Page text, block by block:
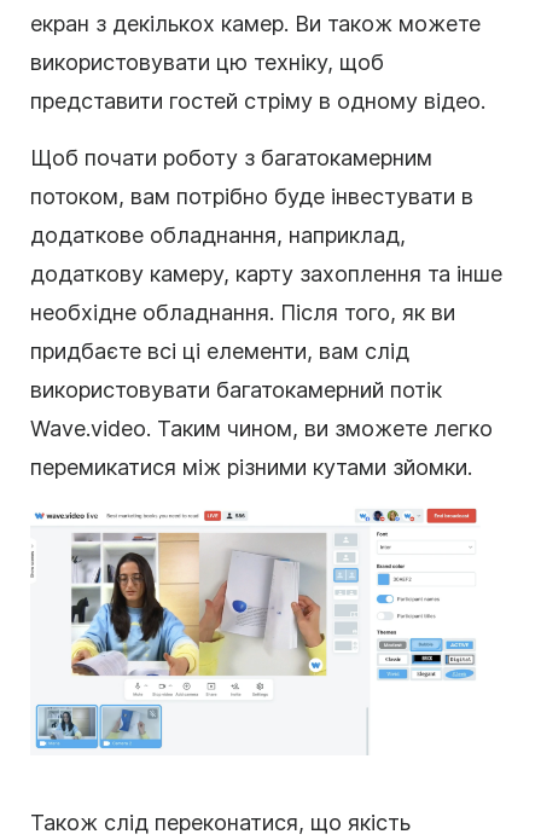
екран з декількох камер. Ви також можете
використовувати цю техніку, щоб
представити гостей стріму в одному відео.
Щоб почати роботу з багатокамерним
потоком, вам потрібно буде інвестувати в
додаткове обладнання, наприклад,
додаткову камеру, карту захоплення та інше
необхідне обладнання. Після того, як ви
придбаєте всі ці елементи, вам слід
використовувати багатокамерний потік
Wave.video. Таким чином, ви зможете легко
перемикатися між різними кутами зйомки.
Також слід переконатися, що якість